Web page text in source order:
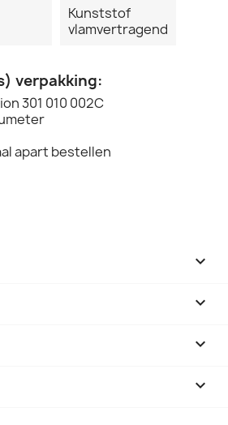
Kunststof
vlamvertragend
verpakking:
301 010 002C
apart bestellen



keyboard_arrow_down